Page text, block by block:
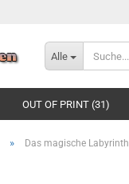
Alle
OUT OF PRINT (31)
» Das magische Labyrinth